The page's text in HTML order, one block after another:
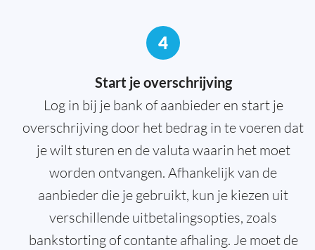
4
Start je overschrijving
Log in bij je bank of aanbieder en start je
overschrijving door het bedrag in te voeren dat
je wilt sturen en de valuta waarin het moet
worden ontvangen. Afhankelijk van de
aanbieder die je gebruikt, kun je kiezen uit
verschillende uitbetalingsopties, zoals
bankstorting of contante afhaling. Je moet de